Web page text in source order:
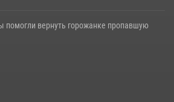
помогли вернуть горожанке пропавшую